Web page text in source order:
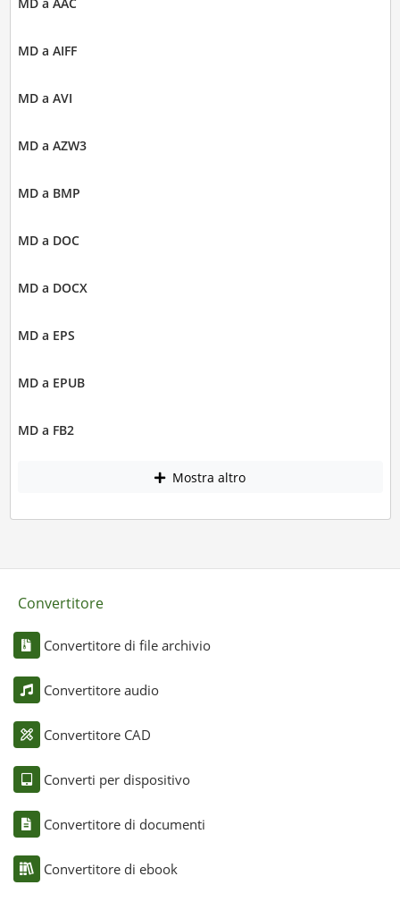
MD a AAC
MD a AIFF
MD a AVI
MD a AZW3
MD a BMP
MD a DOC
MD a DOCX
MD a EPS
MD a EPUB
MD a FB2
Mostra altro
Convertitore
Convertitore di file archivio
Convertitore audio
Convertitore CAD
Converti per dispositivo
Convertitore di documenti
Convertitore di ebook